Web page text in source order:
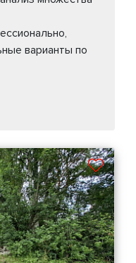
варианты по